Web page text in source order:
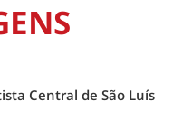
Central de São Luís